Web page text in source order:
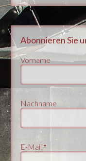
Abonnieren Sie
Vorname
Nachname
E-Mail *